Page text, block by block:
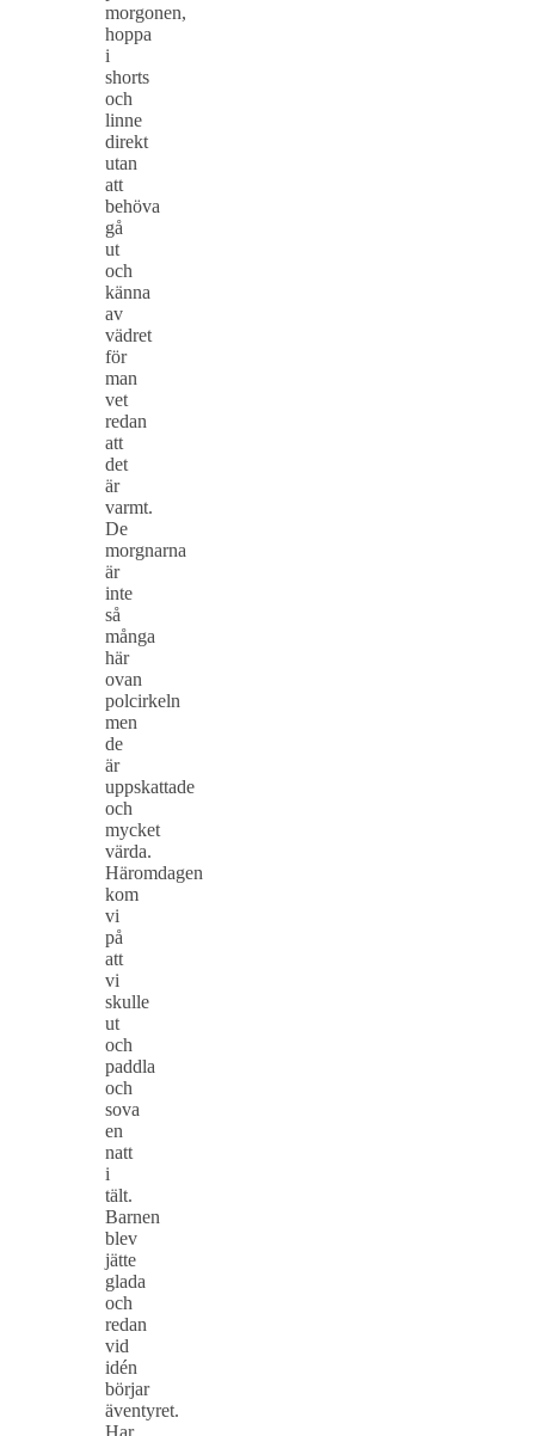
morgonen,
hoppa
i
shorts
och
linne
direkt
utan
att
behöva
gå
ut
och
känna
av
vädret
för
man
vet
redan
att
det
är
varmt.
De
morgnarna
är
inte
så
många
här
ovan
polcirkeln
men
de
är
uppskattade
och
mycket
värda.
Häromdagen
kom
vi
på
att
vi
skulle
ut
och
paddla
och
sova
en
natt
i
tält.
Barnen
blev
jätte
glada
och
redan
vid
idén
börjar
äventyret.
Har